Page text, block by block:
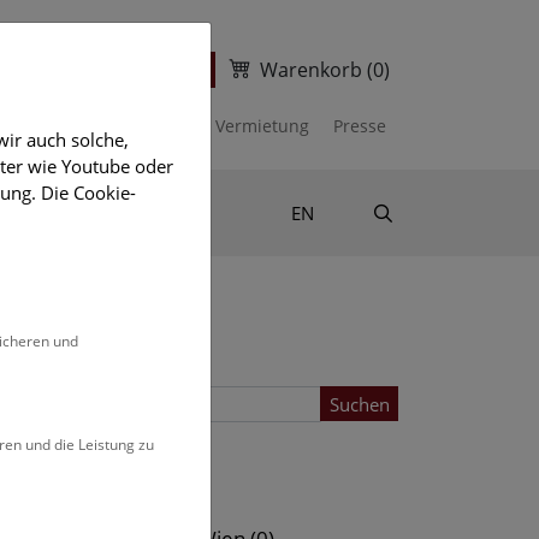
Warenkorb (0)
Vermietung Presse
EN
Suchen
auch solche,
wie Youtube oder
Die Cookie-
und
und die Leistung zu